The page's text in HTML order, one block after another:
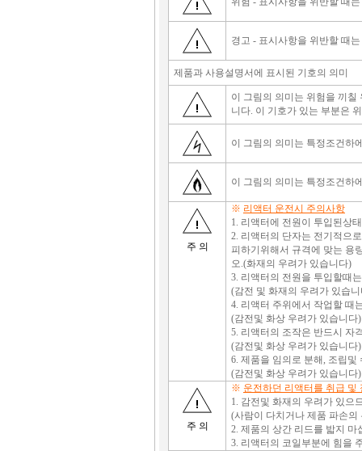
경고 - 표시사항을 위반할 때
제품과 사용설명서에 표시된 기호의 의미
이 그림의 의미는 위험을 끼
니다. 이 기호가 있는 부분은
이 그림의 의미는 특정조건하
이 그림의 의미는 특정조건하
주 의
※ 리액터 운전시 주의사항
1. 리액터에 전원이 투입된상
2. 리액터의 단자는 전기적으
피하기위해서 규격에 맞는 용
오.(화재의 우려가 있습니다)
3. 리액터의 전원을 투입할때
(감전 및 화재의 우려가 있습
4. 리액터 주위에서 작업할 때
(감전및 화상 우려가 있습니다)
5. 리액터의 조작은 반드시 자
(감전및 화상 우려가 있습니다)
6. 제품을 임의로 분해, 조립
(감전및 화상 우려가 있습니다)
주 의
※ 운전하던 리액터를 취급 및
1. 감전및 화재의 우려가 있으
(사람이 다치거나 제품 파손의
2. 제품의 상간 리드를 밟지
3. 리액터의 코일부분에 힘을